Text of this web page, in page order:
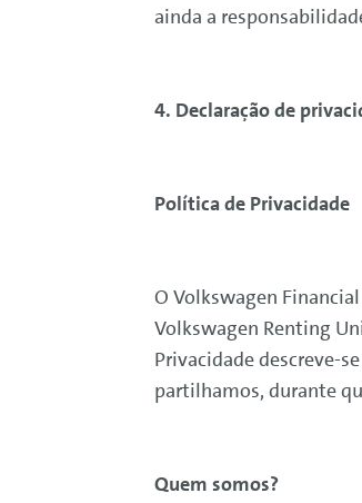
ainda a
4. Declaração de
Política de Privacidade
O Volkswagen Financial
Volkswagen Renting
Privacidade descreve-
partilhamos, durante
Quem somos?